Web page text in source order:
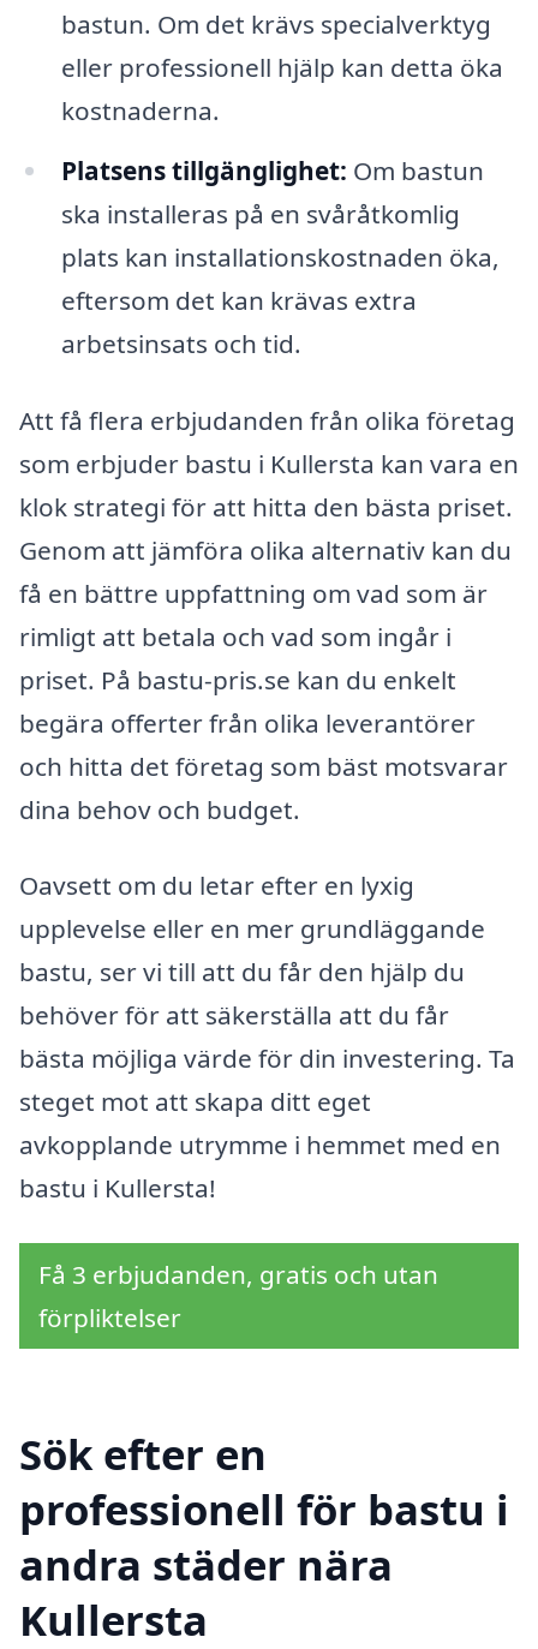
bastun. Om det krävs specialverktyg
eller professionell hjälp kan detta öka
kostnaderna.
Platsens tillgänglighet: Om bastun
ska installeras på en svåråtkomlig
plats kan installationskostnaden öka,
eftersom det kan krävas extra
arbetsinsats och tid.
Att få flera erbjudanden från olika företag
som erbjuder bastu i Kullersta kan vara en
klok strategi för att hitta den bästa priset.
Genom att jämföra olika alternativ kan du
få en bättre uppfattning om vad som är
rimligt att betala och vad som ingår i
priset. På bastu-pris.se kan du enkelt
begära offerter från olika leverantörer
och hitta det företag som bäst motsvarar
dina behov och budget.
Oavsett om du letar efter en lyxig
upplevelse eller en mer grundläggande
bastu, ser vi till att du får den hjälp du
behöver för att säkerställa att du får
bästa möjliga värde för din investering. Ta
steget mot att skapa ditt eget
avkopplande utrymme i hemmet med en
bastu i Kullersta!
Få 3 erbjudanden, gratis och utan
förpliktelser
Sök efter en
professionell för bastu i
andra städer nära
Kullersta